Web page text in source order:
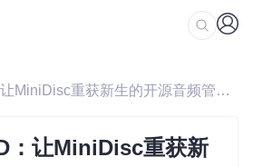
/ Platinum-MD：让MiniDisc重获新生的开源音频管理工具
：让MiniDisc重获新